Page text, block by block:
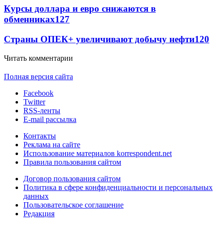
Курсы доллара и евро снижаются в
обменниках127
Страны ОПЕК+ увеличивают добычу нефти120
Читать комментарии
Полная версия сайта
Facebook
Twitter
RSS-ленты
E-mail рассылка
Контакты
Реклама на сайте
Использование материалов korrespondent.net
Правила пользования сайтом
Договор пользования сайтом
Политика в сфере конфиденциальности и персональных
данных
Пользовательское соглашение
Редакция